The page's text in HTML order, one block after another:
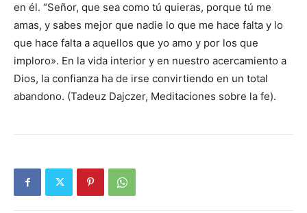
en él. “Señor, que sea como tú quieras, porque tú me
amas, y sabes mejor que nadie lo que me hace falta y lo
que hace falta a aquellos que yo amo y por los que
imploro». En la vida interior y en nuestro acercamiento a
Dios, la confianza ha de irse convirtiendo en un total
abandono. (Tadeuz Dajczer, Meditaciones sobre la fe).